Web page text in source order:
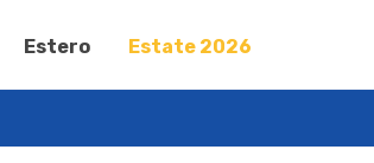
Estero Estate 2026